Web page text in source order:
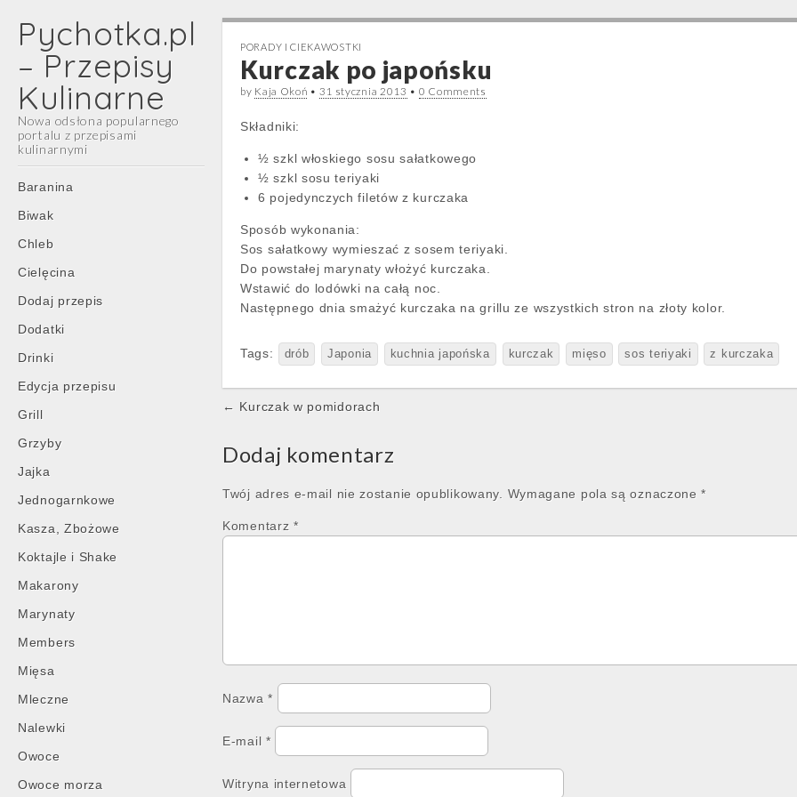
Pychotka.pl
– Przepisy
Kulinarne
Nowa odsłona popularnego
portalu z przepisami
kulinarnymi
Main
menu
Skip
content
Baranina
Biwak
Chleb
Cielęcina
Dodaj przepis
Dodatki
Drinki
Edycja przepisu
Grill
Grzyby
Jajka
Jednogarnkowe
Kasza, Zbożowe
Koktajle i Shake
Makarony
Marynaty
Members
Mięsa
Mleczne
Nalewki
Owoce
Owoce morza
PORADY I CIEKAWOSTKI
Kurczak po japońsku
by Kaja Okoń • 31 stycznia 2013 • 0 Comments
Składniki:
½ szkl włoskiego sosu sałatkowego
½ szkl sosu teriyaki
6 pojedynczych filetów z kurczaka
Sposób wykonania:
Sos sałatkowy wymieszać z sosem teriyaki.
Do powstałej marynaty włożyć kurczaka.
Wstawić do lodówki na całą noc.
Następnego dnia smażyć kurczaka na grillu ze wszystkich stron na złoty kolor.
Tags: drób Japonia kuchnia japońska kurczak mięso sos teriyaki z kurczaka
Post
← Kurczak w pomidorach
Dodaj komentarz
Twój adres e-mail nie zostanie opublikowany. Wymagane pola są oznaczone*
Komentarz *
Nazwa*
E-mail *
Witryna internetowa